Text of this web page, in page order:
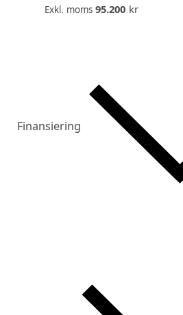
Exkl. moms 95.200kr
Finansiering